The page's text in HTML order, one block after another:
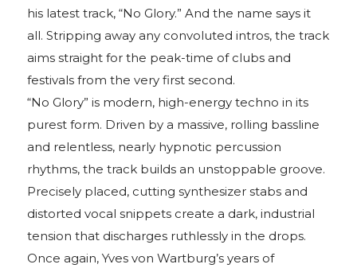
his latest track, “No Glory.” And the name says it
all. Stripping away any convoluted intros, the track
aims straight for the peak-time of clubs and
festivals from the very first second.
“No Glory” is modern, high-energy techno in its
purest form. Driven by a massive, rolling bassline
and relentless, nearly hypnotic percussion
rhythms, the track builds an unstoppable groove.
Precisely placed, cutting synthesizer stabs and
distorted vocal snippets create a dark, industrial
tension that discharges ruthlessly in the drops.
Once again, Yves von Wartburg’s years of